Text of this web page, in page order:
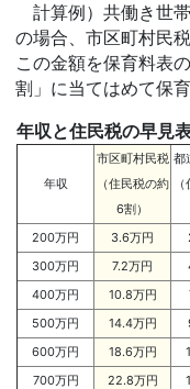
計算例）共働き世
の場合、市区町村民
この金額を保育料表
割」に当てはめて保
年収と住民税の早見
年収
市区町村民税
（住民税の約
6割）
都
200万円
3.6万円
300万円
7.2万円
400万円
10.8万円
500万円
14.4万円
600万円
18.6万円
700万円
22.8万円